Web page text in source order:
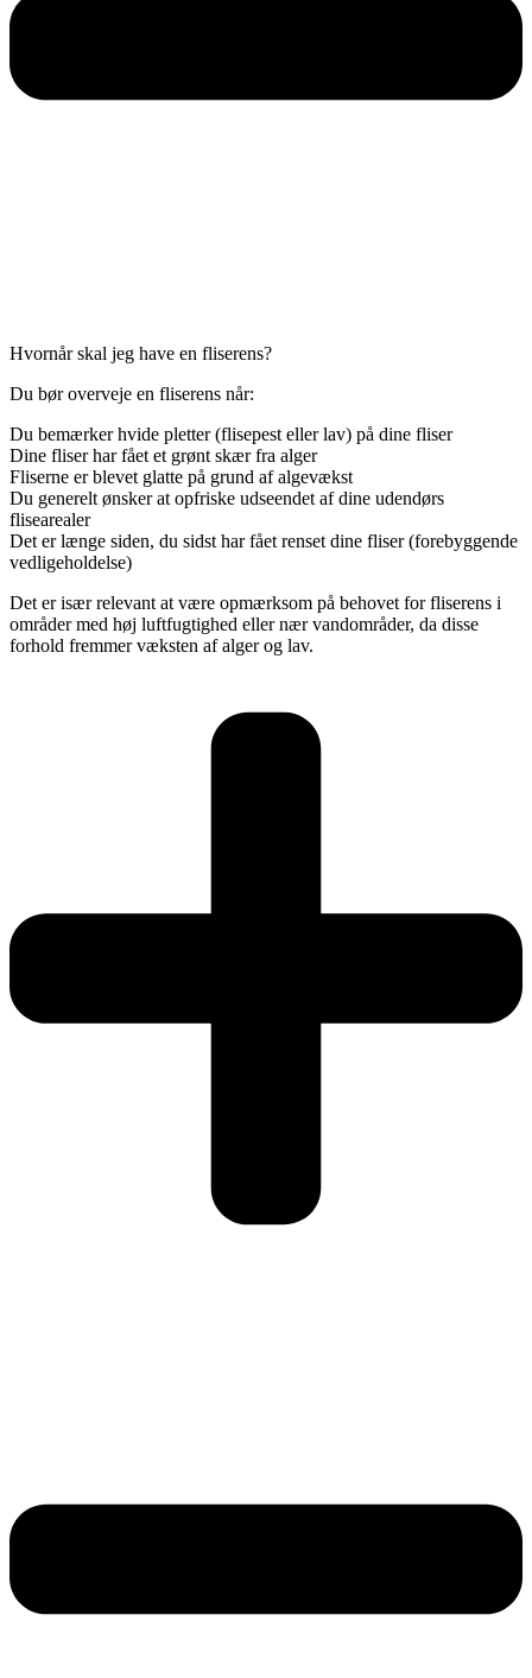
Hvornår skal jeg have en fliserens?
Du bør overveje en fliserens når:
Du bemærker hvide pletter (flisepest eller lav) på dine fliser
Dine fliser har fået et grønt skær fra alger
Fliserne er blevet glatte på grund af algevækst
Du generelt ønsker at opfriske udseendet af dine udendørs
flisearealer
Det er længe siden, du sidst har fået renset dine fliser (forebyggende
vedligeholdelse)
Det er især relevant at være opmærksom på behovet for fliserens i
områder med høj luftfugtighed eller nær vandområder, da disse
forhold fremmer væksten af alger og lav.